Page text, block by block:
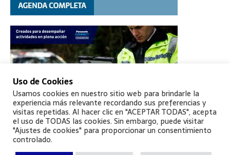
Uso de Cookies
Usamos cookies en nuestro sitio web para brindarle la
experiencia más relevante recordando sus preferencias y
visitas repetidas. Al hacer clic en "ACEPTAR TODAS", acepta
el uso de TODAS las cookies. Sin embargo, puede visitar
"Ajustes de cookies" para proporcionar un consentimiento
controlado.